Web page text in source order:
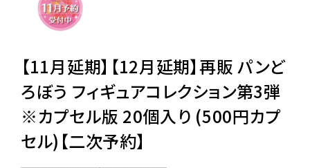
ご利用ガイド
06-6282-7659
【11月延期】【12月延期】再販 パンど
ろぼう フィギュアコレクション第3弾
※カプセル版 20個入り (500円カプ
セル)【二次予約】